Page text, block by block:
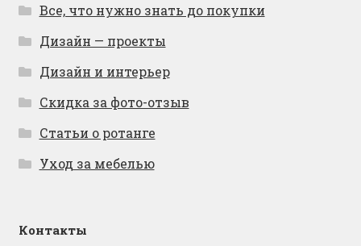
Все, что нужно знать до покупки
Дизайн — проекты
Дизайн и интерьер
Скидка за фото-отзыв
Статьи о ротанге
Уход за мебелью
Контакты